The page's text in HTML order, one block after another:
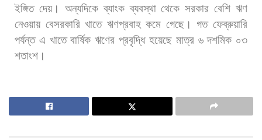
ইঙ্গিত দেয়। অন্যদিকে ব্যাংক ব্যবস্থা থেকে সরকার বেশি ঋণ
নেওয়ায় বেসরকারি খাতে ঋণপ্রবাহ কমে গেছে। গত ফেব্রুয়ারি
পর্যন্ত এ খাতে বার্ষিক ঋণের প্রবৃদ্ধি হয়েছে মাত্র ৬ দশমিক ০৩
শতাংশ।